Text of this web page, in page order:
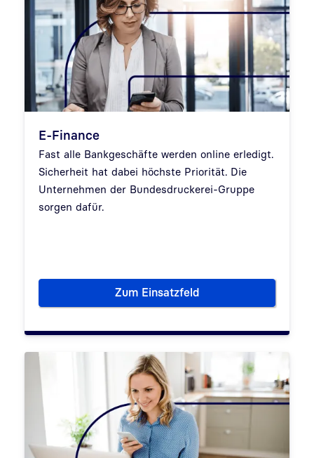
E-Finance
Fast alle Bankgeschäfte werden online erledigt.
Sicherheit hat dabei höchste Priorität. Die
Unternehmen der Bundesdruckerei-Gruppe
sorgen dafür.
Zum Einsatzfeld
E-Finance